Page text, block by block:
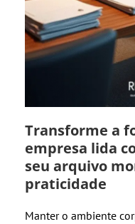
Transforme a
empresa lida
seu arquivo
praticidade
Manter o ambiente